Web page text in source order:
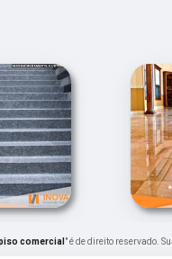
comercial " é de direito reservado.